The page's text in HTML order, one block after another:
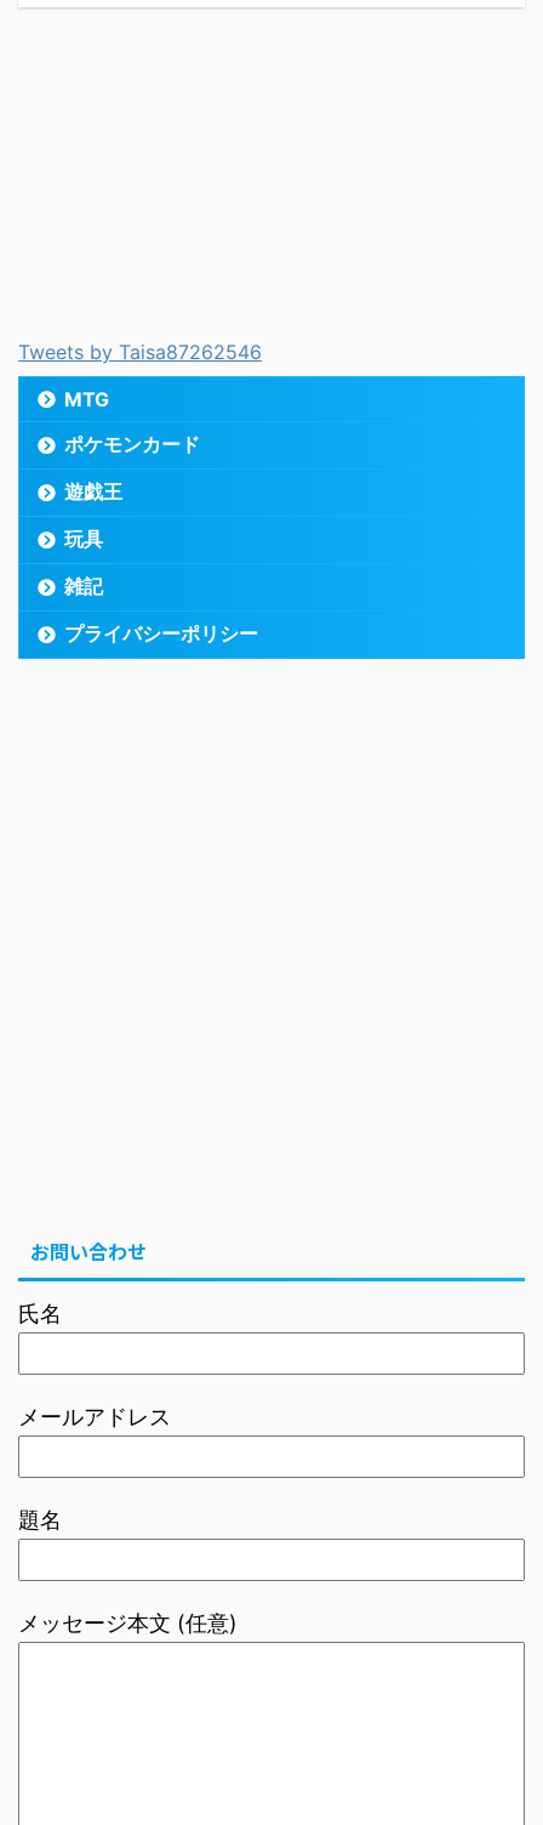
Tweets by Taisa87262546
MTG
ポケモンカード
遊戯王
玩具
雑記
プライバシーポリシー
お問い合わせ
氏名
メールアドレス
題名
メッセージ本文 (任意)